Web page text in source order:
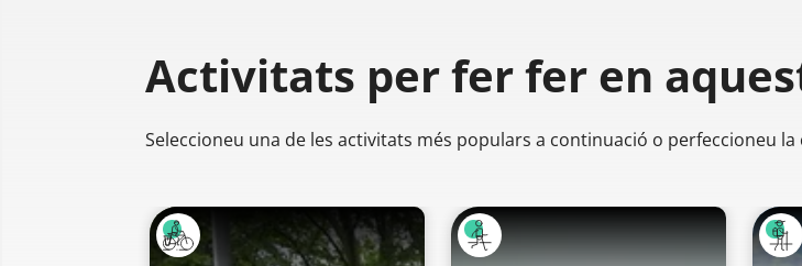
Activitats per ferfer en
Seleccioneu una de les activitats més populars a continuació o perfeccioneu la